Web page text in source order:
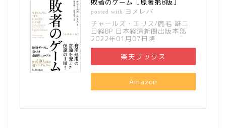
敗者のゲーム［原著第8版］
posted with ヨメレバ
チャールズ・エリス/鹿毛 雄二
日経BP 日本経済新聞出版本部
2022年01月07日頃
楽天ブックス
Amazon